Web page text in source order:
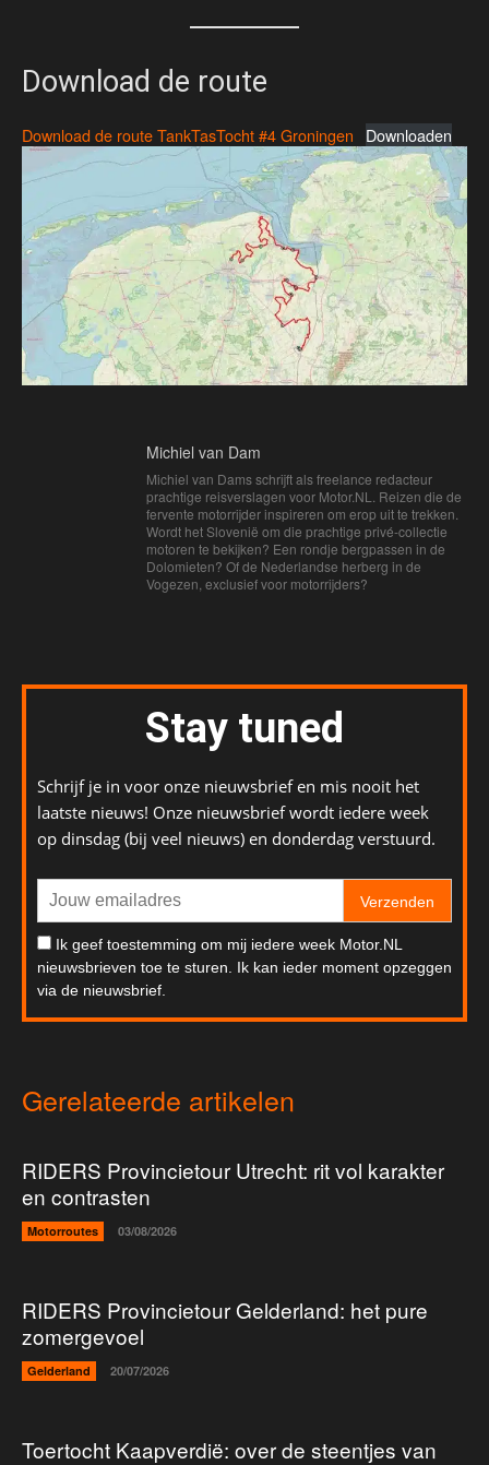
Download de route
Download de route TankTasTocht #4 Groningen Downloaden
Michiel van Dam
Michiel van Dams schrijft als freelance redacteur
prachtige reisverslagen voor Motor.NL. Reizen die de
fervente motorrijder inspireren om erop uit te trekken.
Wordt het Slovenië om die prachtige privé-collectie
motoren te bekijken? Een rondje bergpassen in de
Dolomieten? Of de Nederlandse herberg in de
Vogezen, exclusief voor motorrijders?
Stay tuned
Schrijf je in voor onze nieuwsbrief en mis nooit het
laatste nieuws! Onze nieuwsbrief wordt iedere week
op dinsdag (bij veel nieuws) en donderdag verstuurd.
Verzenden
Ik geef toestemming om mij iedere week Motor.NL
nieuwsbrieven toe te sturen. Ik kan ieder moment opzeggen
via de nieuwsbrief.
Gerelateerde artikelen
RIDERS Provincietour Utrecht: rit vol karakter
en contrasten
Motorroutes 03/08/2026
RIDERS Provincietour Gelderland: het pure
zomergevoel
Gelderland 20/07/2026
Toertocht Kaapverdië: over de steentjes van